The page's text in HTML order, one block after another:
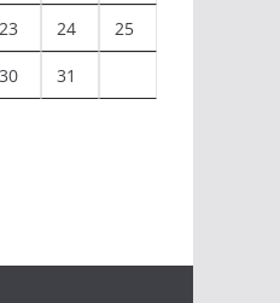
23 24 25
30 31